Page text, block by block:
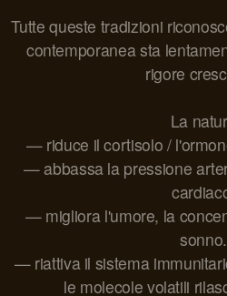
Tutte queste tradizioni
contemporanea sta
rigore
La
— riduce il cortisolo /
— abbassa la pressione
— migliora l'umore, la
sonno.
— riattiva il sistema
le molecole volatili